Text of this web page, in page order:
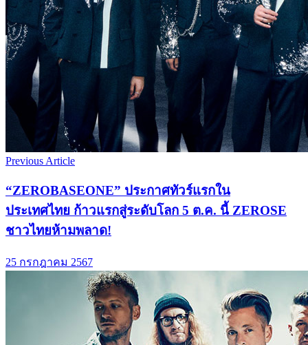
Previous Article
“ZEROBASEONE” ประกาศทัวร์แรกใน
ประเทศไทย ก้าวแรกสู่ระดับโลก 5 ต.ค. นี้ ZEROSE
ชาวไทยห้ามพลาด!
25 กรกฎาคม 2567